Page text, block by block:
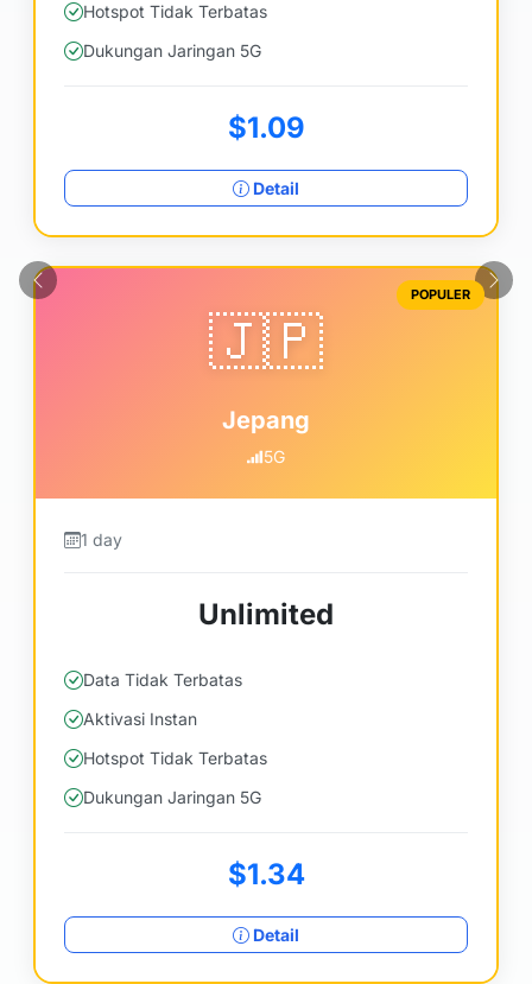
Hotspot Tidak Terbatas
Dukungan Jaringan 5G
$1.09
Detail
POPULER
🇯🇵
Jepang
5G
1 day
Unlimited
Data Tidak Terbatas
Aktivasi Instan
Hotspot Tidak Terbatas
Dukungan Jaringan 5G
$1.34
Detail
Sebelumnya